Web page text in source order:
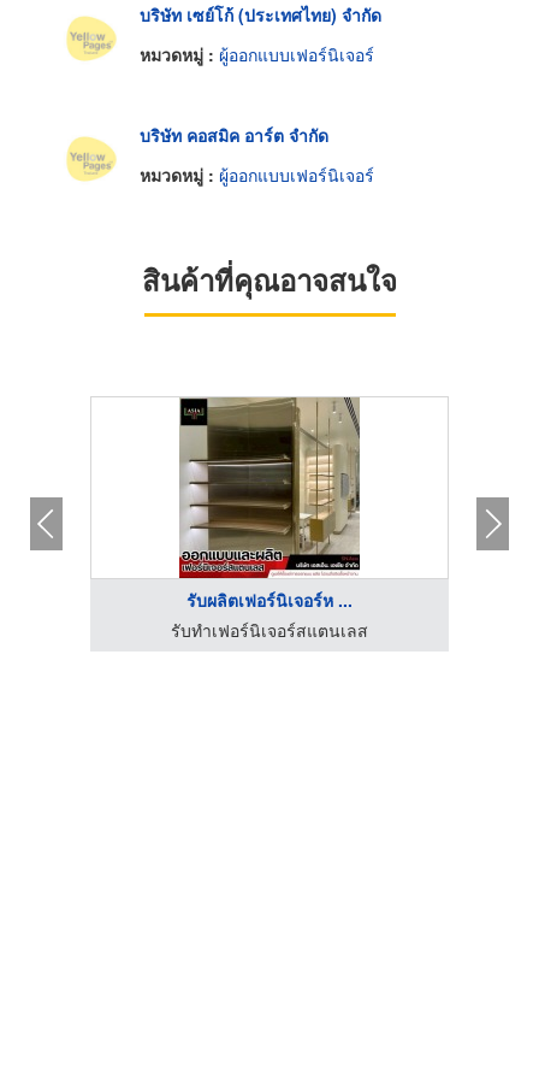
บริษัท เซย์โก้ (ประเทศไทย) จำกัด
หมวดหมู่ : ผู้ออกแบบเฟอร์นิเจอร์
บริษัท คอสมิค อาร์ต จำกัด
หมวดหมู่ : ผู้ออกแบบเฟอร์นิเจอร์
สินค้าที่คุณอาจสนใจ
รับผลิตเฟอร์นิเจอร์ห ...
รับทําเฟอร์นิเจอร์สแตนเลส